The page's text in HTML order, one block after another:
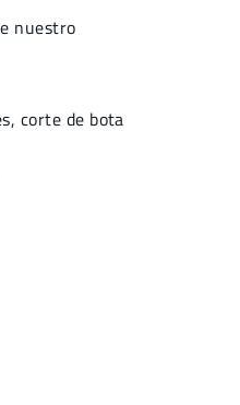
nuestro
corte de bota